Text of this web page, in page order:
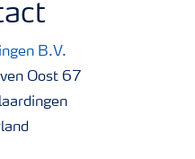
B.V.
Oost 67